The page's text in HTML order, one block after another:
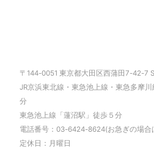
〒144-0051 東京都大田区西蒲田7-42-7
JR京浜東北線・東急池上線・東急多摩
分
東急池上線「蓮沼駅」徒歩５分
電話番号：03-6424-8624(お急ぎの場合
定休日：月曜日